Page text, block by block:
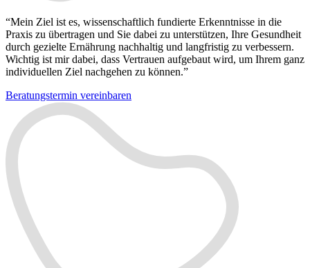
“Mein Ziel ist es, wissenschaftlich fundierte Erkenntnisse in die
Praxis zu übertragen und Sie dabei zu unterstützen, Ihre Gesundheit
durch gezielte Ernährung nachhaltig und langfristig zu verbessern.
Wichtig ist mir dabei, dass Vertrauen aufgebaut wird, um Ihrem ganz
individuellen Ziel nachgehen zu können.”
Beratungstermin vereinbaren